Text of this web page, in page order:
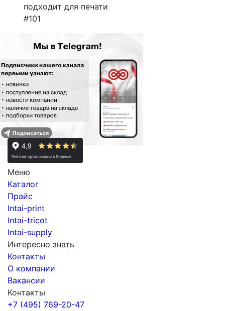
подходит для печати
#101
Меню
Каталог
Прайс
Intai-print
Intai-tricot
Intai-supply
Интересно знать
Контакты
О компании
Вакансии
Контакты
+7 (495) 769-20-47